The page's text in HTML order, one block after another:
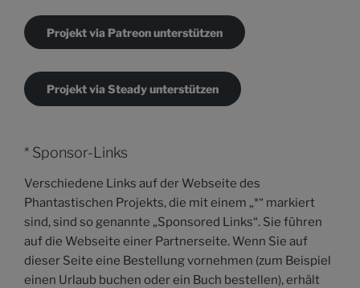
Projekt via Patreon unterstützen
Projekt via Steady unterstützen
* Sponsor-Links
Verschiedene Links auf der Webseite des
Phantastischen Projekts, die mit einem „*“ markiert
sind, sind so genannte „Sponsored Links“. Sie führen
auf die Webseite einer Partnerseite. Wenn Sie auf
dieser Seite eine Bestellung vornehmen (zum Beispiel
einen Urlaub buchen oder ein Buch bestellen), erhält